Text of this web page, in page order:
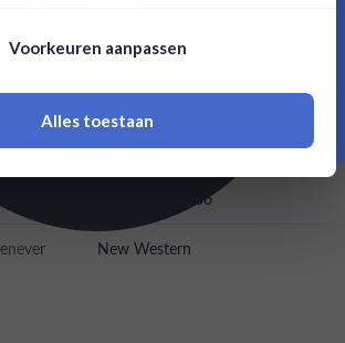
of ouder zijnJin Jiji
0,7L
India
8908009319166
New Western
Voorkeuren aanpassen
Alles toestaan